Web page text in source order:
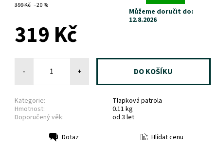
399 Kč –20 %
Můžeme doručit do:
12.8.2026
319 Kč
- +
Kategorie:
Tlapková patrola
Hmotnost:
0.11 kg
Doporučený věk:
od 3 let
Dotaz
Hlídat cenu